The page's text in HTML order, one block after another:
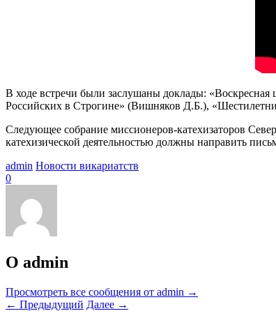
В ходе встречи были заслушаны доклады:
Российских в Строгине» (Вишняков Д.Б.),
Следующее собрание миссионеров-катехизаторов
катехизической деятельностью должны направить
admin Новости викариатств
0
О admin
Просмотреть все сообщения от admin →
← Предыдущий Далее →